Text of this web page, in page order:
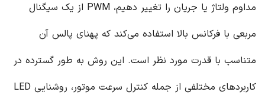
مداوم ولتاژ یا جریان را تغییر دهیم، PWM از یک سیگنال
مربعی با فرکانس بالا استفاده می‌کند که پهنای پالس آن
متناسب با قدرت مورد نظر است. این روش به طور گسترده در
کاربردهای مختلفی از جمله کنترل سرعت موتور، روشنایی LED